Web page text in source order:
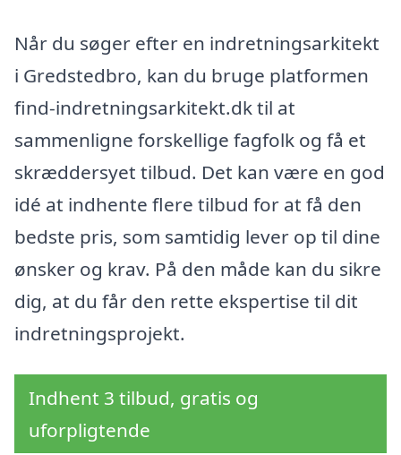
Når du søger efter en indretningsarkitekt
i Gredstedbro, kan du bruge platformen
find-indretningsarkitekt.dk til at
sammenligne forskellige fagfolk og få et
skræddersyet tilbud. Det kan være en god
idé at indhente flere tilbud for at få den
bedste pris, som samtidig lever op til dine
ønsker og krav. På den måde kan du sikre
dig, at du får den rette ekspertise til dit
indretningsprojekt.
Indhent 3 tilbud, gratis og
uforpligtende